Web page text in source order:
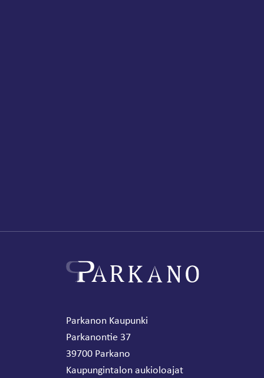
Parkanon Kaupunki
Parkanontie 37
39700 Parkano
Kaupungintalon aukioloajat